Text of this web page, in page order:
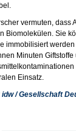
vermuten, dass
Biomolekülen. Sie
immobilisiert
Minuten
Einsatz.
idw / Gesellschaft